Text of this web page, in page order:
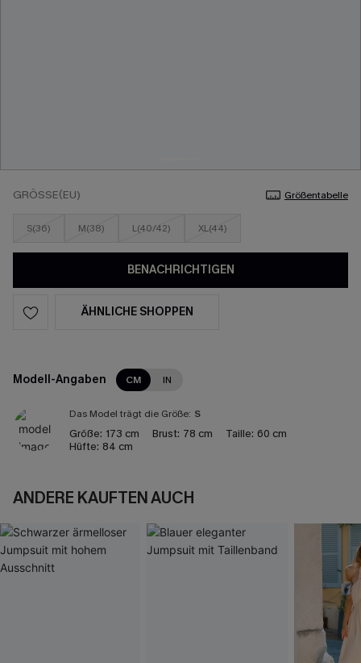
GRÖSSE(EU) Größentabelle
S(36) M(38) L(40/42) XL(44)
BENACHRICHTIGEN
ÄHNLICHE SHOPPEN
Modell-Angaben CM IN
Das Model trägt die Größe: S
Größe: 173 cm Brust: 78 cm Taille: 60 cm
Hüfte: 84 cm
ANDERE KAUFTEN AUCH